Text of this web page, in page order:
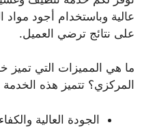
عالية وباستخدام أجود
على نتائج ترضي العميل.
ما هي المميزات التي تميز
المركزي؟ تتميز هذه الخدمة
الجودة العالية